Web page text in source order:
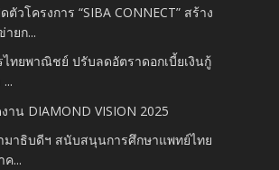
ตัวโครงการ “SIBA CONNECT” สร้าง
ายก...
ทยพาณิชย์ ปรับลดอัตราดอกเบี้ยเงินกู้
าน DIAMOND VISION 2025
มาธิบดีฯ สนับสนุนการศึกษาแพทย์ไทย
ค...